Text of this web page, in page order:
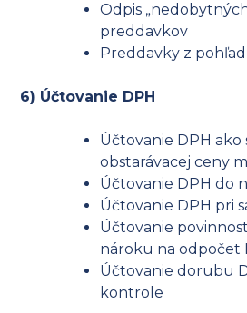
Odpis
preddavkov
Preddavky z
6) Účtovanie DPH
Účtovanie DPH ako
obstarávacej ceny
Účtovanie DPH do
Účtovanie DPH pri
Účtovanie
nároku na odpočet
Účtovanie dorubu
kontrole